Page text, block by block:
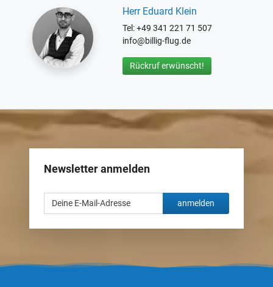
Herr Eduard Klein
Tel: +49 341 221 71 507
info@billig-flug.de
Rückruf erwünscht!
Newsletter anmelden
anmelden